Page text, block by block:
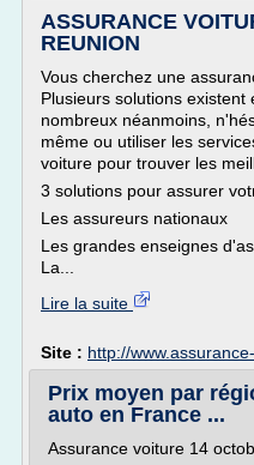
ASSURANCE
REUNION
Vous cherchez une
Plusieurs solutions
nombreux néanmoins,
même ou utiliser les
voiture pour trouver les
3 solutions pour assurer
Les assureurs nationaux
Les grandes enseignes
La...
Lire la suite
Site : http://
Prix moyen par
auto en France ...
Assurance voiture 14